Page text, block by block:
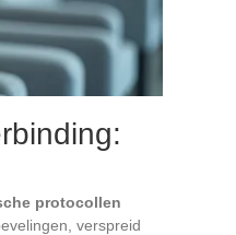
protocollen
verspreid